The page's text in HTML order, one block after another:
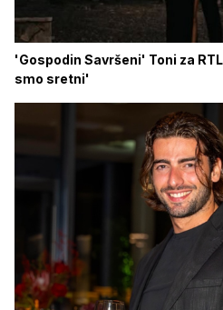
'Gospodin Savršeni' Toni za
smo sretni'